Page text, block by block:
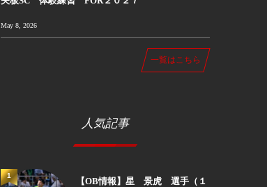
May 8, 2026
一覧はこちら
人気記事
【OB情報】星 景虎 選手（１
1